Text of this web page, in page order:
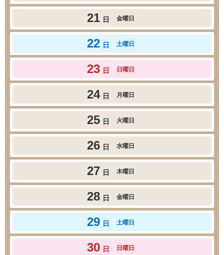
21 日 金曜日
22 日 土曜日
23 日 日曜日
24 日 月曜日
25 日 火曜日
26 日 水曜日
27 日 木曜日
28 日 金曜日
29 日 土曜日
30 日 日曜日